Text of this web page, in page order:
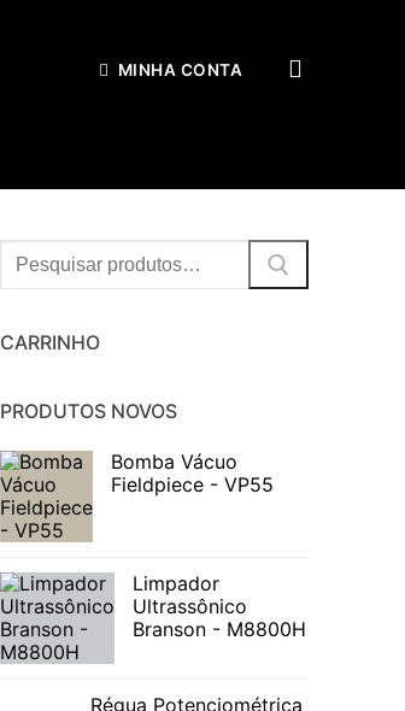
MINHA CONTA
Procurar:
CARRINHO
PRODUTOS NOVOS
Bomba Vácuo
Fieldpiece - VP55
Limpador
Ultrassônico
Branson - M8800H
Régua Potenciométrica